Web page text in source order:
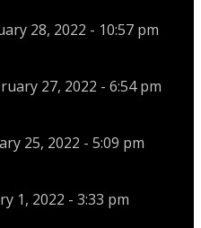
28, 2022 - 10:57 pm
27, 2022 - 6:54 pm
25, 2022 - 5:09 pm
1, 2022 - 3:33 pm